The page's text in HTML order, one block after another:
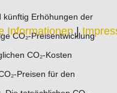
künftig Erhöhungen der
CO₂-Preisentwicklung
CO₂-Kosten
Preisen für den
Informationen|